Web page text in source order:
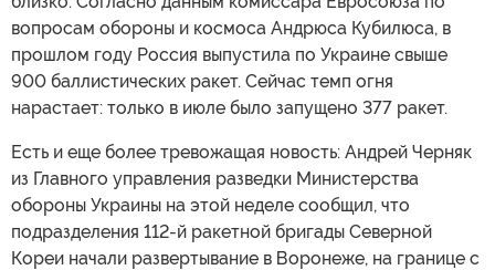
вопросам обороны и космоса Андрюса Кубилюса, в
прошлом году Россия выпустила по Украине свыше
900 баллистических ракет. Сейчас темп огня
нарастает: только в июле было запущено 377 ракет.
Есть и еще более тревожащая новость: Андрей Черняк
из Главного управления разведки Министерства
обороны Украины на этой неделе сообщил, что
подразделения 112-й ракетной бригады Северной
Кореи начали развертывание в Воронеже, на границе с